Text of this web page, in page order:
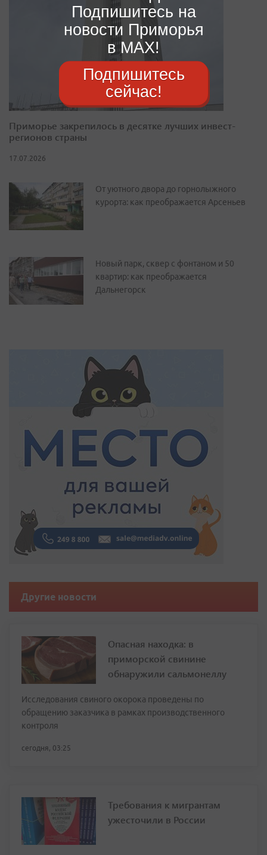
Приморье закрепилось в десятке лучших инвест-
регионов страны
17.07.2026
От уютного двора до горнолыжного
курорта: как преображается Арсеньев
Новый парк, сквер с фонтаном и 50
квартир: как преображается
Дальнегорск
Другие новости
Опасная находка: в
приморской свинине
обнаружили сальмонеллу
Исследования свиного окорока проведены по
обращению заказчика в рамках производственного
контроля
сегодня, 03:25
Требования к мигрантам
ужесточили в России
Подпишитесь на
новости Приморья
в MAX!
Подпишитесь
сейчас!